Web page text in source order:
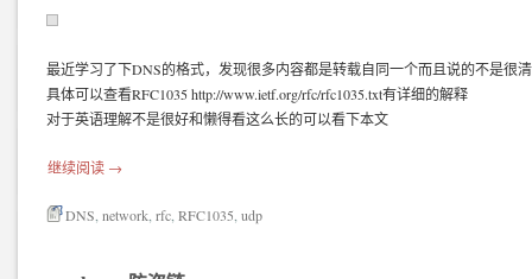
最近学习了下DNS的格式，发现很多内容都是转载自同一个而且说的不是很
具体可以查看RFC1035 http://www.ietf.org/rfc/rfc1035.txt有详细的解释
对于英语理解不是很好和懒得看这么长的可以看下本文
继续阅读 →
DNS network rfc RFC1035 udp